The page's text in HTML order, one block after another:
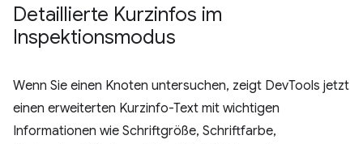
Detaillierte Kurzinfos im
Inspektionsmodus
Wenn Sie einen Knoten untersuchen, zeigt DevTools jetzt
einen erweiterten Kurzinfo-Text mit wichtigen
Informationen wie Schriftgröße, Schriftfarbe,